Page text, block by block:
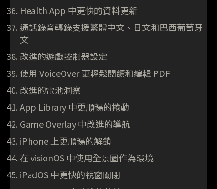
Health App 中更快的資料更新
通話錄音轉錄支援繁體中文、日文和巴西葡萄牙
文
改進的遊戲控制器設定
使用 VoiceOver 更輕鬆閱讀和編輯 PDF
改進的電池洞察
App Library 中更順暢的捲動
Game Overlay 中改進的導航
iPhone 上更順暢的解鎖
在 visionOS 中使用全景圖作為環境
iPadOS 中更快的視窗關閉